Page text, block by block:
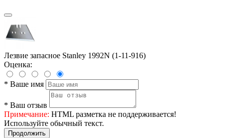
Лезвие запасное Stanley 1992N (1-11-916)
Оценка:
* Ваше имя
* Ваш отзыв
Примечание: HTML разметка не поддерживается!
Используйте обычный текст.
Продолжить